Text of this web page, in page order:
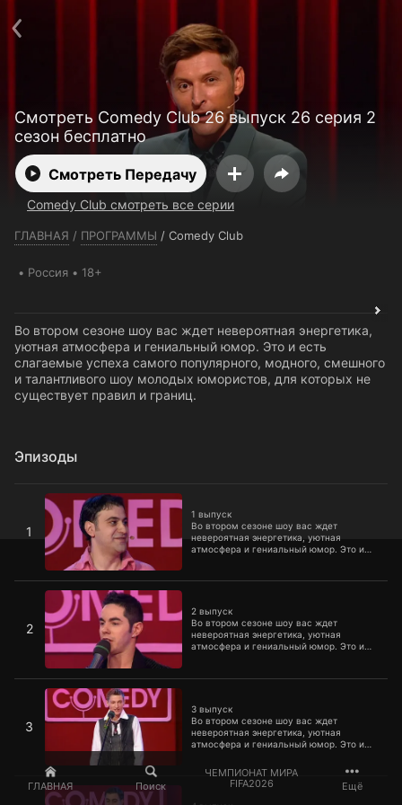
ГЛАВНАЯ Поиск
ЧЕМПИОНАТ МИРА
FIFA2026
Ещё
Смотреть Comedy Club 26 выпуск 26 серия 2
сезон бесплатно
Смотреть Передачу
Comedy Club смотреть все серии
ГЛАВНАЯ / ПРОГРАММЫ / Comedy Club
Россия 18+
Во втором сезоне шоу вас ждет невероятная энергетика,
уютная атмосфера и гениальный юмор. Это и есть
слагаемые успеха самого популярного, модного, смешного
и талантливого шоу молодых юмористов, для которых не
существует правил и границ.
Эпизоды
1
1 выпуск
Во втором сезоне шоу вас ждет
невероятная энергетика, уютная
атмосфера и гениальный юмор. Это и
талантливого шоу молодых юмористов,
границ.
1 выпуск
2
2 выпуск
Во втором сезоне шоу вас ждет
невероятная энергетика, уютная
атмосфера и гениальный юмор. Это и
талантливого шоу молодых юмористов,
границ.
2 выпуск
3
3 выпуск
Во втором сезоне шоу вас ждет
невероятная энергетика, уютная
атмосфера и гениальный юмор. Это и
популярного, модного, смешного и
талантливого шоу молодых юмористов,
для которых не существует правил и
границ.
3 выпуск
4 выпуск
Пользовательское соглашение
Политика конфиденциальности
Открыть приложение